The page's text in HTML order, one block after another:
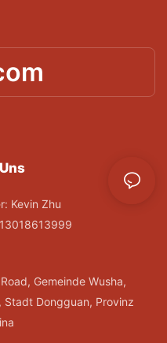
Kevin Zhu
Gemeinde Wusha,
Stadt Dongguan, Provinz